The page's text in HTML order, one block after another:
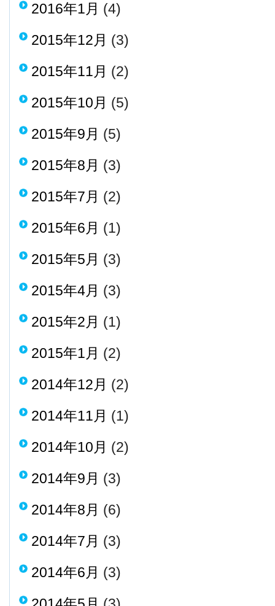
2016年1月 (4)
2015年12月 (3)
2015年11月 (2)
2015年10月 (5)
2015年9月 (5)
2015年8月 (3)
2015年7月 (2)
2015年6月 (1)
2015年5月 (3)
2015年4月 (3)
2015年2月 (1)
2015年1月 (2)
2014年12月 (2)
2014年11月 (1)
2014年10月 (2)
2014年9月 (3)
2014年8月 (6)
2014年7月 (3)
2014年6月 (3)